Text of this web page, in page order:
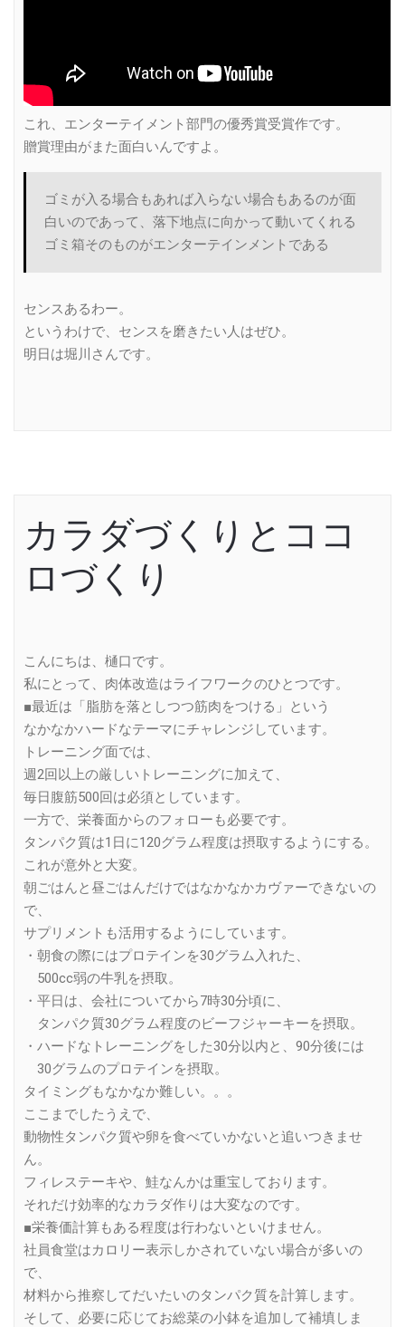
これ、エンターテイメント部門の優秀賞受賞作です。
贈賞理由がまた面白いんですよ。
ゴミが入る場合もあれば入らない場合もあるのが面
白いのであって、落下地点に向かって動いてくれる
ゴミ箱そのものがエンターテインメントである
センスあるわー。
というわけで、センスを磨きたい人はぜひ。
明日は堀川さんです。
カラダづくりとココ
ロづくり
こんにちは、樋口です。
私にとって、肉体改造はライフワークのひとつです。
■最近は「脂肪を落としつつ筋肉をつける」という
なかなかハードなテーマにチャレンジしています。
トレーニング面では、
週2回以上の厳しいトレーニングに加えて、
毎日腹筋500回は必須としています。
一方で、栄養面からのフォローも必要です。
タンパク質は1日に120グラム程度は摂取するようにする。
これが意外と大変。
朝ごはんと昼ごはんだけではなかなかカヴァーできないの
で、
サプリメントも活用するようにしています。
・朝食の際にはプロテインを30グラム入れた、
500cc弱の牛乳を摂取。
・平日は、会社についてから7時30分頃に、
タンパク質30グラム程度のビーフジャーキーを摂取。
・ハードなトレーニングをした30分以内と、90分後には
30グラムのプロテインを摂取。
タイミングもなかなか難しい。。。
ここまでしたうえで、
動物性タンパク質や卵を食べていかないと追いつきませ
ん。
フィレステーキや、鮭なんかは重宝しております。
それだけ効率的なカラダ作りは大変なのです。
■栄養価計算もある程度は行わないといけません。
社員食堂はカロリー表示しかされていない場合が多いの
で、
材料から推察してだいたいのタンパク質を計算します。
そして、必要に応じてお総菜の小鉢を追加して補填しま